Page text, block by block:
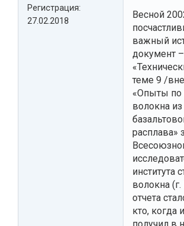
Регистрация:
27.02.2018
Весной
важный
документ –
теме 9 /
«Опыты по
волокна из
расплава»
института
волокна
отчета
кто, когда